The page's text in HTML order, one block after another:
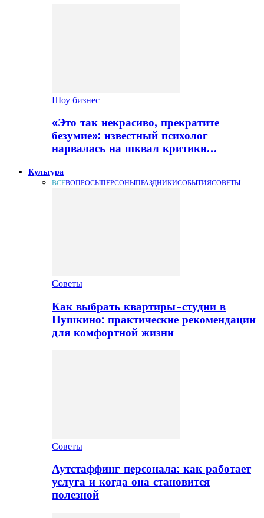
Шоу бизнес
«Это так некрасиво, прекратите
безумие»: известный психолог
нарвалась на шквал критики…
Культура
ВСЕВОПРОСЫПЕРСОНЫПРАЗДНИКИСОБЫТИЯСОВЕТЫ
Советы
Как выбрать квартиры-студии в
Пушкино: практические рекомендации
для комфортной жизни
Советы
Аутстаффинг персонала: как работает
услуга и когда она становится
полезной